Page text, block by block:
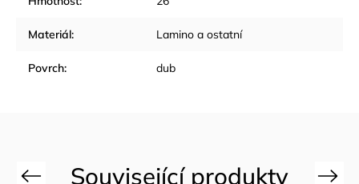
Materiál: Lamino a ostatní
Povrch: dub
Previous Next